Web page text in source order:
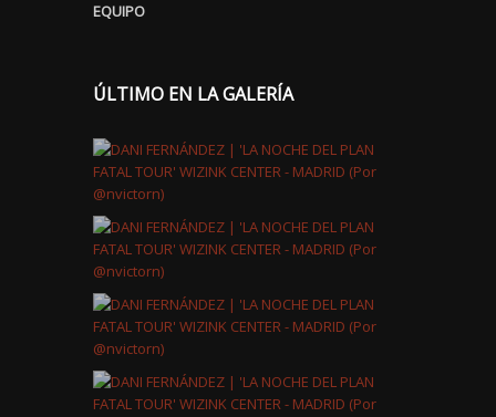
EQUIPO
ÚLTIMO EN LA GALERÍA